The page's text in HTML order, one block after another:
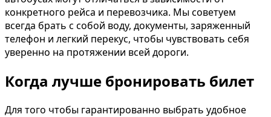
конкретного рейса и перевозчика. Мы советуем
всегда брать с собой воду, документы, заряженный
телефон и легкий перекус, чтобы чувствовать себя
уверенно на протяжении всей дороги.
Когда лучше бронировать билет
Для того чтобы гарантированно выбрать удобное